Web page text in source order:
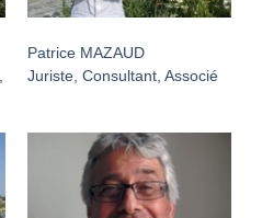
Patrice MAZAUD
Juriste, Consultant, Associé